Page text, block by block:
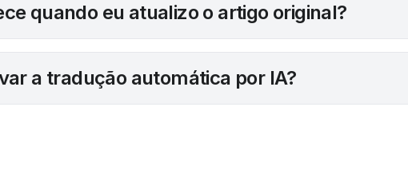
quando eu atualizo o artigo original?
a tradução automática por IA?